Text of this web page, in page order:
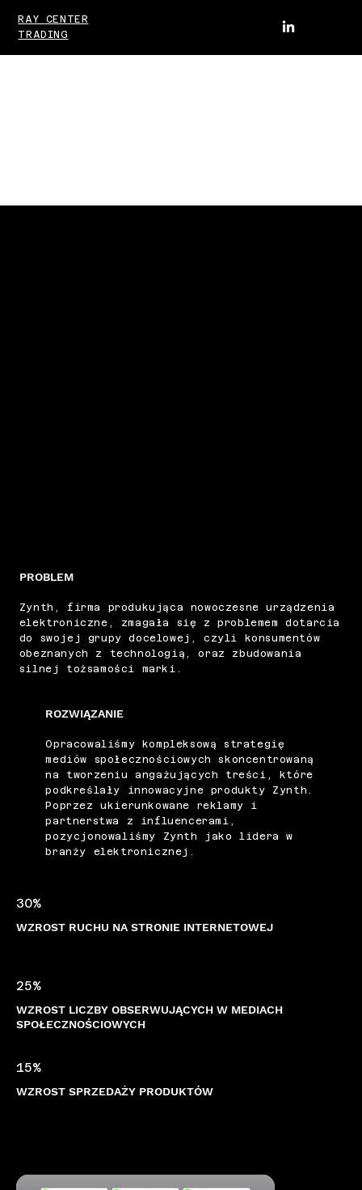
RAY CENTER
TRADING
PROBLEM
Zynth, firma produkująca nowoczesne urządzenia
elektroniczne, zmagała się z problemem dotarcia
do swojej grupy docelowej, czyli konsumentów
obeznanych z technologią, oraz zbudowania
silnej tożsamości marki.
ROZWIĄZANIE
Opracowaliśmy kompleksową strategię
mediów społecznościowych skoncentrowaną
na tworzeniu angażujących treści, które
podkreślały innowacyjne produkty Zynth.
Poprzez ukierunkowane reklamy i
partnerstwa z influencerami,
pozycjonowaliśmy Zynth jako lidera w
branży elektronicznej.
30%
WZROST RUCHU NA STRONIE INTERNETOWEJ
25%
WZROST LICZBY OBSERWUJĄCYCH W MEDIACH
SPOŁECZNOŚCIOWYCH
15%
WZROST SPRZEDAŻY PRODUKTÓW